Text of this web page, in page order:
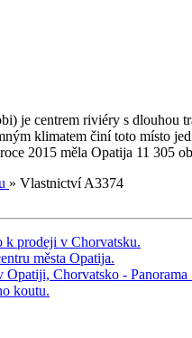
je centrem riviéry s
klimatem činí toto místo
2015 měla Opatija 11 305
» Vlastnictví A3374